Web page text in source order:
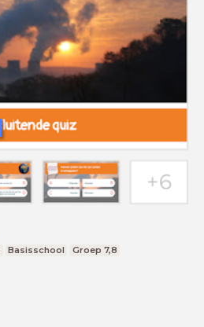
Basisschool Groep 7,8